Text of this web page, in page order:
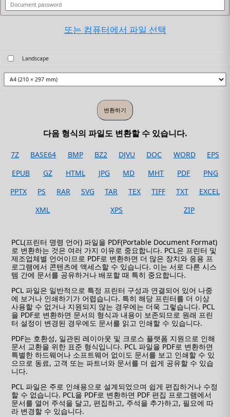
또는 컴퓨터에서 파일 선택
Landscape
다음 형식의 파일도 변환할 수 있습니다.
7Z BASE64 BMP BZ2 DJVU DOC WORD
EPS
EPUB
GZ HTML JPG MD MHT PDF
PNG
PPTX
PS RAR SVG TAR TEX TIFF TXT
EXCEL
XML
XPS ZIP
PCL(프린터 명령 언어) 파일을 PDF(Portable Document Format)
로 변환하는 것은 여러 가지 이유로 중요합니다. PCL은 프린터 및
제조업체별 언어이므로 PDF로 변환하면 더 많은 장치와 응용 프
로그램에서 콘텐츠에 액세스할 수 있습니다. 이는 서로 다른 시스
템 간에 문서를 공유하거나 배포할 때 특히 중요합니다.
PCL 파일은 일반적으로 특정 프린터 구성과 연결되어 있어 나중
에 보거나 인쇄하기가 어렵습니다. 특히 해당 프린터를 더 이상
사용할 수 없거나 지원되지 않는 경우에는 더욱 그렇습니다. PCL
을 PDF로 변환하면 문서의 형식과 내용이 보존되므로 원래 프린
터 설정이 변경된 경우에도 문서를 읽고 인쇄할 수 있습니다.
PDF는 호환성, 일관된 레이아웃 및 크로스 플랫폼 지원으로 인해
문서 교환을 위한 표준 형식입니다. PCL 파일을 PDF로 변환하면
특별한 하드웨어나 소프트웨어 없이도 문서를 보고 인쇄할 수 있
으므로 동료, 고객 또는 파트너와 문서를 더 쉽게 공유할 수 있습
니다.
PCL 파일은 주로 인쇄용으로 설계되었으며 쉽게 편집하거나 수정
할 수 없습니다. PCL을 PDF로 변환하면 PDF 편집 프로그램에서
문서를 열어 주석을 달고, 편집하고, 주석을 추가하고, 필요에 따
라 변경할 수 있습니다.